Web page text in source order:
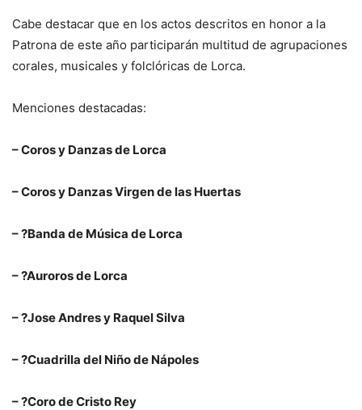
Cabe destacar que en los actos descritos en honor a la
Patrona de este año participarán multitud de agrupaciones
corales, musicales y folclóricas de Lorca.
Menciones destacadas:
– Coros y Danzas de Lorca
– Coros y Danzas Virgen de las Huertas
– ?Banda de Música de Lorca
– ?Auroros de Lorca
– ?Jose Andres y Raquel Silva
– ?Cuadrilla del Niño de Nápoles
– ?Coro de Cristo Rey